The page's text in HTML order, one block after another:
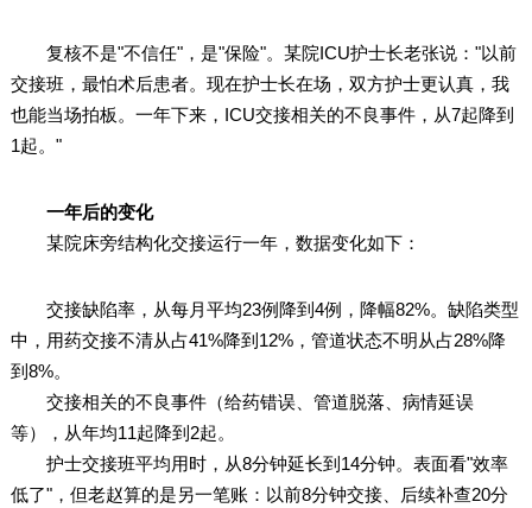
复核不是"不信任"，是"保险"。某院ICU护士长老张说："以前
交接班，最怕术后患者。现在护士长在场，双方护士更认真，我
也能当场拍板。一年下来，ICU交接相关的不良事件，从7起降到
1起。"
一年后的变化
某院床旁结构化交接运行一年，数据变化如下：
交接缺陷率，从每月平均23例降到4例，降幅82%。缺陷类型
中，用药交接不清从占41%降到12%，管道状态不明从占28%降
到8%。
交接相关的不良事件（给药错误、管道脱落、病情延误
等），从年均11起降到2起。
护士交接班平均用时，从8分钟延长到14分钟。表面看"效率
低了"，但老赵算的是另一笔账：以前8分钟交接、后续补查20分